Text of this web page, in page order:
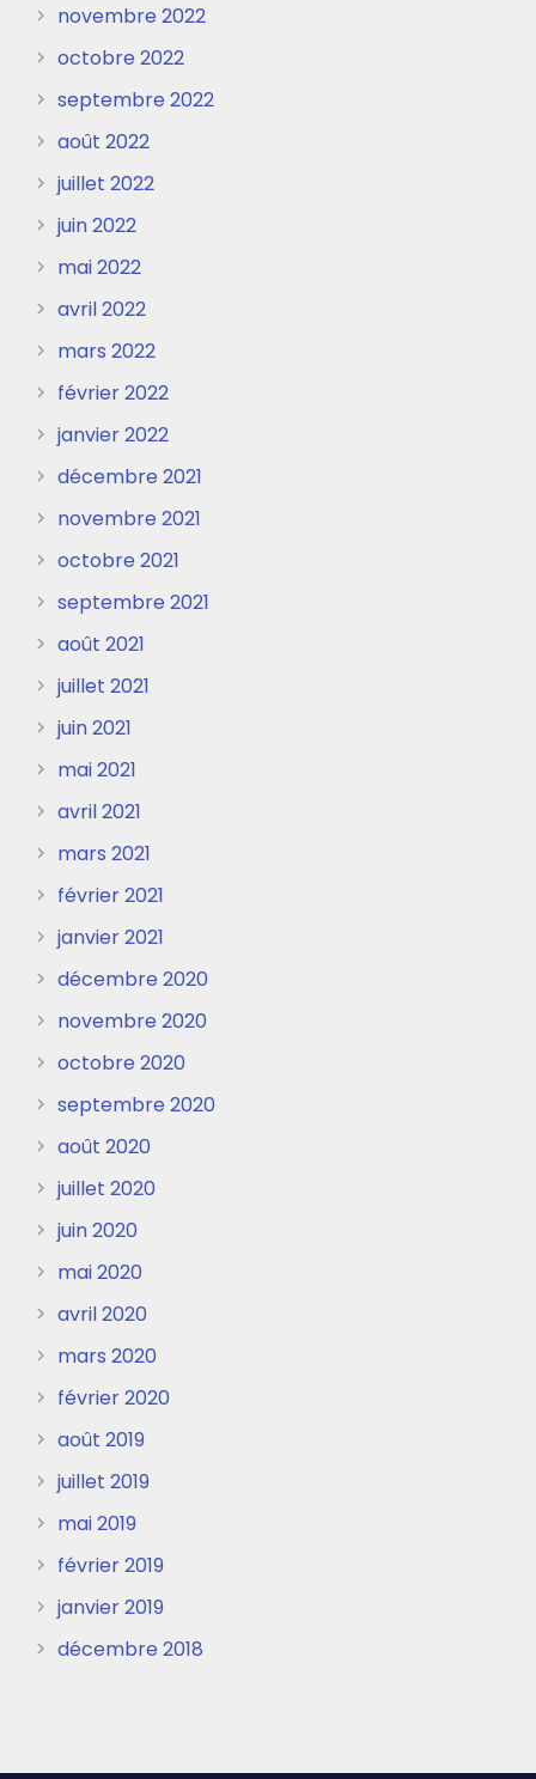
novembre 2022
octobre 2022
septembre 2022
août 2022
juillet 2022
juin 2022
mai 2022
avril 2022
mars 2022
février 2022
janvier 2022
décembre 2021
novembre 2021
octobre 2021
septembre 2021
août 2021
juillet 2021
juin 2021
mai 2021
avril 2021
mars 2021
février 2021
janvier 2021
décembre 2020
novembre 2020
octobre 2020
septembre 2020
août 2020
juillet 2020
juin 2020
mai 2020
avril 2020
mars 2020
février 2020
août 2019
juillet 2019
mai 2019
février 2019
janvier 2019
décembre 2018